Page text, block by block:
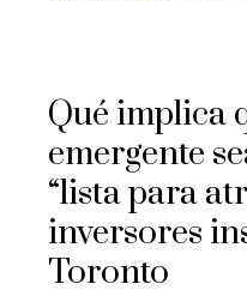
Qué implica
emergente
“lista para
inversores
Toronto